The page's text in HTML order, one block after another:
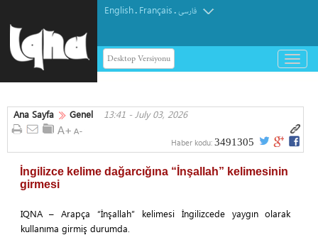
English. Français.فارسی
Desktop Versiyonu
باز
و
کردن
Ana Sayfa Genel 13:41 - July 03, 2026
Haber kodu: 3491305
İngilizce kelime dağarcığına “İnşallah” kelimesinin
girmesi
IQNA – Arapça “İnşallah” kelimesi İngilizcede yaygın olarak
kullanıma girmiş durumda.